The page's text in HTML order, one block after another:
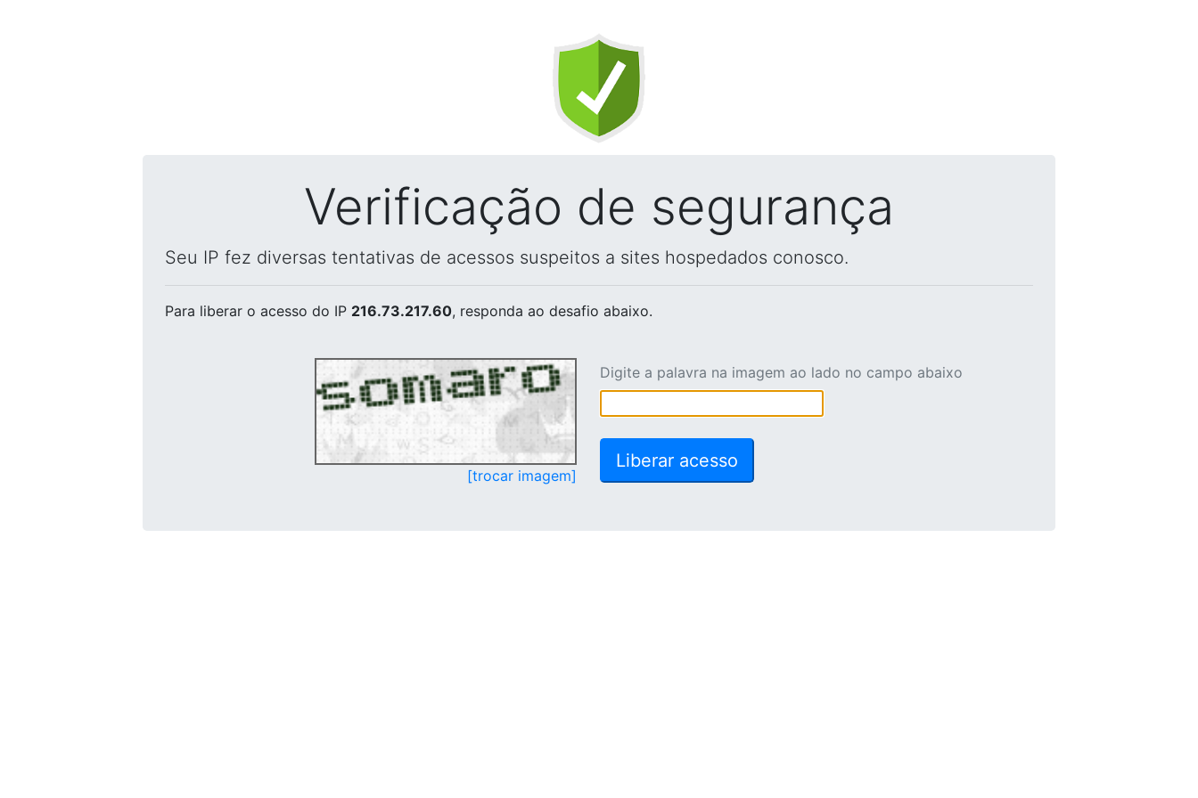
Verificação de segurança
Seu IP fez diversas tentativas de acessos suspeitos a sites hospedados conosco.
Para liberar o acesso do IP 216.73.217.60, responda ao desafio abaixo.
[trocar imagem]
Digite a palavra na imagem ao lado no campo abaixo